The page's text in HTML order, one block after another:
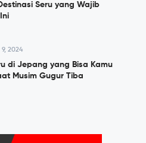
Seru yang Wajib
2024
di Jepang yang Bisa Kamu
Musim Gugur Tiba